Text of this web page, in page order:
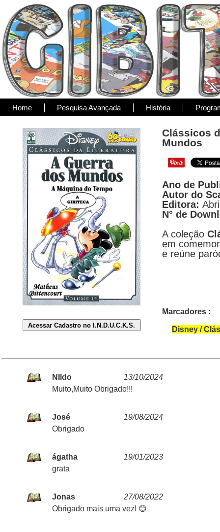
Home Pesquisa Avançada História
Clássicos
Mundos
Ano de
Autor do
Editora:
N° de
A coleção
em
e reúne
Marcadores :
Disney /
NIldo
13/10/2024
Muito,Muito Obrigado!!!
José
19/08/2024
Obrigado
ágatha
19/01/2023
grata
Jonas
27/08/2022
Obrigado mais uma vez! 😊